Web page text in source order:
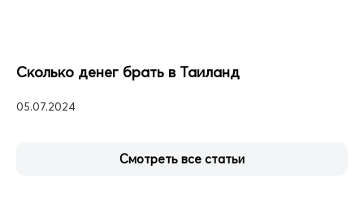
Сколько денег брать в Таиланд
05.07.2024
Смотреть все статьи